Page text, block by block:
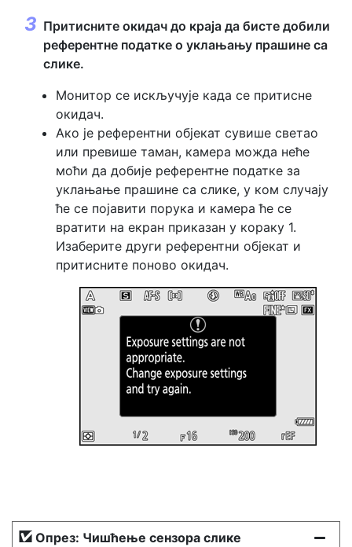
Притисните окидач до краја да бисте добили
референтне податке о уклањању прашине са
слике.
Монитор се искључује када се притисне
окидач.
Ако је референтни објекат сувише светао
или превише таман, камера можда неће
моћи да добије референтне податке за
уклањање прашине са слике, у ком случају
ће се појавити порука и камера ће се
вратити на екран приказан у кораку 1.
Изаберите други референтни објекат и
притисните поново окидач.
Опрез: Чишћење сензора слике